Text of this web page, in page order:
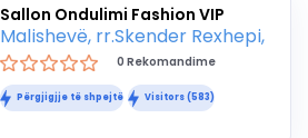
Sallon Ondulimi Fashion VIP
Malishevë, rr.Skender Rexhepi,
0 Rekomandime
Përgjigjje të shpejtë Visitors (583)